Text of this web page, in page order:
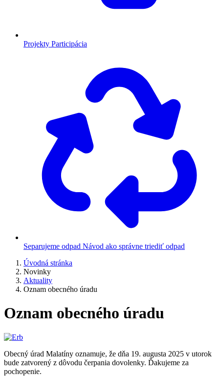
Projekty Participácia
Separujeme odpad Návod ako správne triediť odpad
Úvodná stránka
Novinky
Aktuality
Oznam obecného úradu
Oznam obecného úradu
Obecný úrad Malatíny oznamuje, že dňa 19. augusta 2025 v utorok
bude zatvorený z dôvodu čerpania dovolenky. Ďakujeme za
pochopenie.